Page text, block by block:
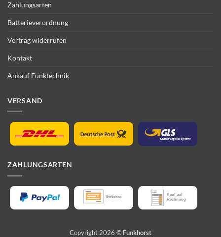
Zahlungsarten
Batterieverordnung
Vertrag widerrufen
Kontakt
Ankauf Funktechnik
VERSAND
ZAHLUNGSARTEN
Copyright 2026 © Funkhorst